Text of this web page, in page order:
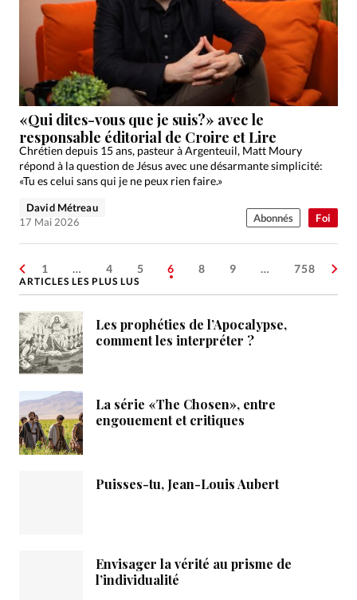
Foi
«Qui dites-vous que je suis?» avec le
responsable éditorial de Croire et Lire
Chrétien depuis 15 ans, pasteur à Argenteuil, Matt Moury
répond à la question de Jésus avec une désarmante simplicité:
«Tu es celui sans qui je ne peux rien faire.»
David Métreau
17 Mai 2026
Abonnés
1 … 4 5 6 8 9 … 758
ARTICLES LES PLUS LUS
Les prophéties de l’Apocalypse,
comment les interpréter ?
La série «The Chosen», entre
engouement et critiques
Puisses-tu, Jean-Louis Aubert
Envisager la vérité au prisme de
l’individualité